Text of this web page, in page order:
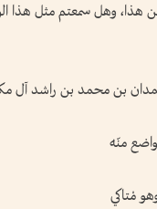
هذا، وهل سمعتم مثل هذا
بن محمد بن راشد آل
منّه
مْتاكي